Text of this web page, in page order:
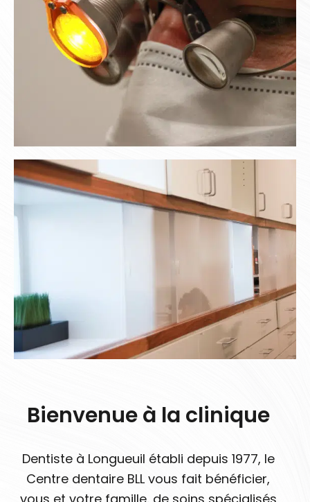
Bienvenue à la clinique
Dentiste à Longueuil établi depuis 1977, le
Centre dentaire BLL vous fait bénéficier,